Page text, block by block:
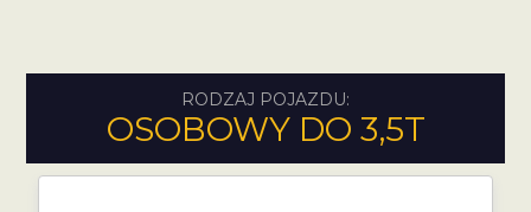
RODZAJ POJAZDU:
OSOBOWY DO 3,5T